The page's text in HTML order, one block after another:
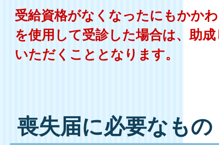
受給資格がなくなったにもかか
を使用して受診した場合は、助
いただくこととなります。
喪失届に必要なもの